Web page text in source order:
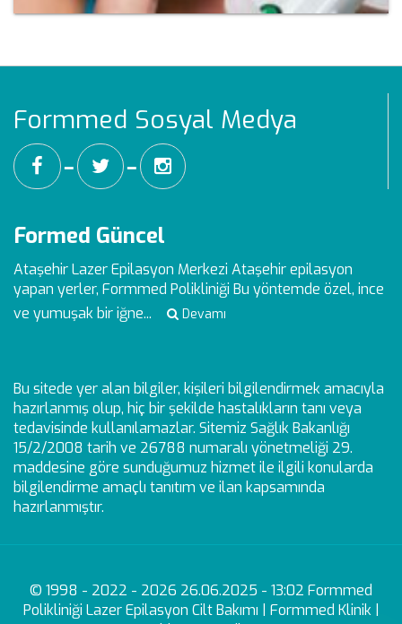
Formmed Sosyal Medya
━ ━
Formed Güncel
Ataşehir Lazer Epilasyon Merkezi Ataşehir epilasyon
yapan yerler, Formmed Polikliniği Bu yöntemde özel, ince
ve yumuşak bir iğne...
Devamı
Bu sitede yer alan bilgiler, kişileri bilgilendirmek amacıyla
hazırlanmış olup, hiç bir şekilde hastalıkların tanı veya
tedavisinde kullanılamazlar. Sitemiz Sağlık Bakanlığı
15/2/2008 tarih ve 26788 numaralı yönetmeliği 29.
maddesine göre sunduğumuz hizmet ile ilgili konularda
bilgilendirme amaçlı tanıtım ve ilan kapsamında
hazırlanmıştır.
© 1998 - 2022 - 2026 26.06.2025 - 13:02 Formmed
Polikliniği Lazer Epilasyon Cilt Bakımı | Formmed Klinik |